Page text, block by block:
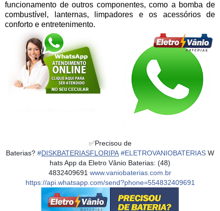
funcionamento de outros componentes, como a bomba de
combustível, lanternas, limpadores e os acessórios de
conforto e entretenimento.
✅Precisou de
Baterias? #DISKBATERIASFLORIPA #ELETROVANIOBATERIAS W
hats App da Eletro Vânio Baterias: (48)
4832409691 www.vaniobaterias.com.br
https://api.whatsapp.com/send?phone=554832409691